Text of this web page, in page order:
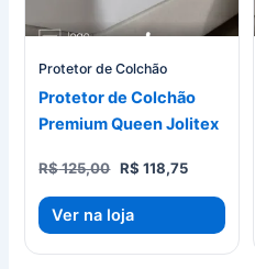
Protetor de Colchão
Protetor de Colchão
Premium Queen Jolitex
R$125,00 O
era:
R$ 118,75O
atual
R$ 118,75.
Ver na loja